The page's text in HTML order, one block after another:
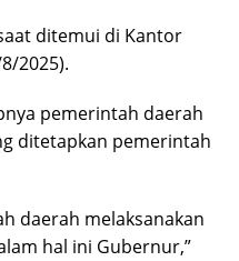
ditemui di Kantor
2025).
pemerintah daerah
ditetapkan pemerintah
daerah melaksanakan
hal ini Gubernur,”